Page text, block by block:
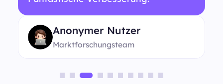
Anonymer Nutzer
Marktforschungsteam